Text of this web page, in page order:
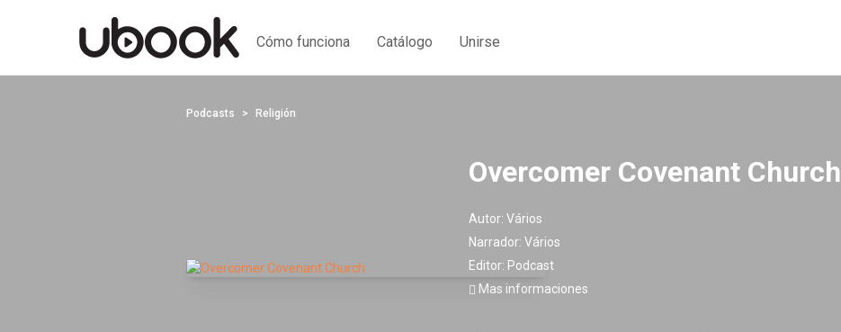
Cómo funciona Catálogo Unirse
Podcasts Religión
Overcomer Covenant Church
Autor: Vários
Narrador: Vários
Editor: Podcast
Mas informaciones